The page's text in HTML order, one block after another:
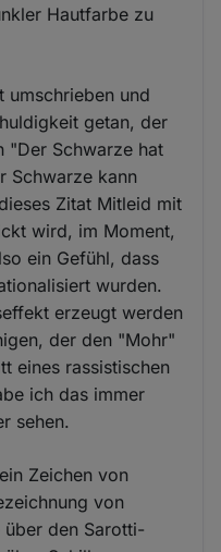
Hautfarbe zu
umschrieben und
getan, der
"Der Schwarze hat
Schwarze kann
Zitat Mitleid mit
wird, im Moment,
ein Gefühl, dass
wurden.
erzeugt werden
der den "Mohr"
eines rassistischen
ich das immer
sehen.
Zeichen von
von
den Sarotti-